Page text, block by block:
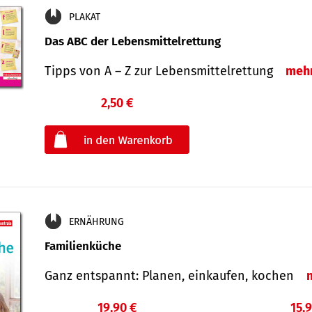
PLAKAT
Das ABC der Lebensmittelrettung
Tipps von A – Z zur Lebensmittelrettung
2,50 €
ERNÄHRUNG
Familienküche
Ganz entspannt: Planen, einkaufen, kochen
19,90 €